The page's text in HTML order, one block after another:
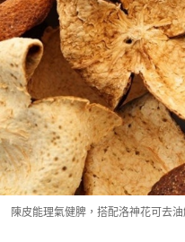
陳皮能理氣健脾，搭配洛神花可去